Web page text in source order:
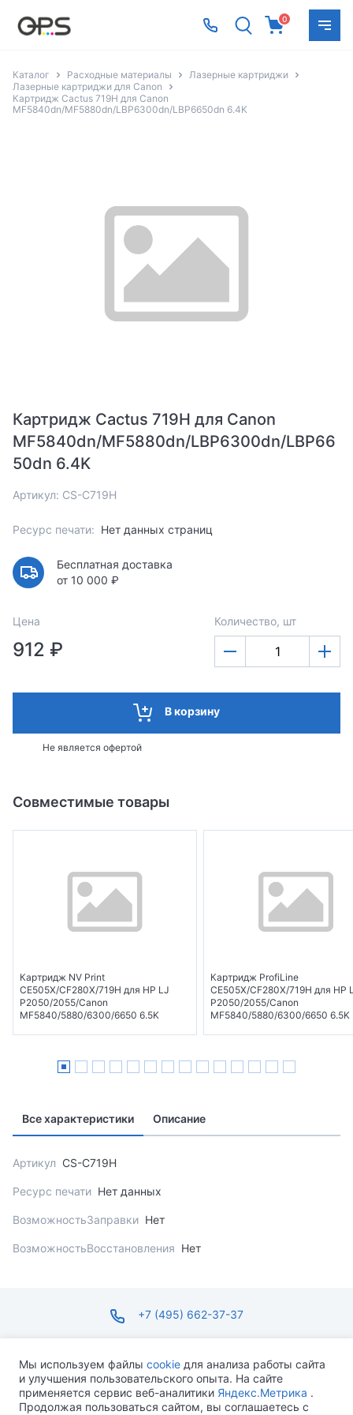
0
Каталог Расходные материалы
Лазерные картриджи
Лазерные картриджи для Canon
Картридж Cactus 719H для Canon
MF5840dn/MF5880dn/LBP6300dn/LBP6650dn 6.4K
Картридж Cactus 719H для Canon
MF5840dn/MF5880dn/LBP6300dn/LBP66
50dn 6.4K
Артикул: CS-C719H
Ресурс печати: Нет данных страниц
Бесплатная доставка
от 10 000 ₽
Цена
912 ₽
Количество, шт
В корзину
Не является офертой
Совместимые товары
Картридж NV Print
CE505X/CF280X/719H для HP LJ
P2050/2055/Canon
MF5840/5880/6300/6650 6.5K
Картридж ProfiLine
CE505X/CF280X/719H для HP
P2050/2055/Canon
MF5840/5880/6300/6650 6.5K
Все характеристики Описание
Артикул CS-C719H
Ресурс печати Нет данных
ВозможностьЗаправки Нет
ВозможностьВосстановления Нет
+7 (495) 662-37-37
ПН-ПТ С 09:00 ДО 18:00 СБ-ВС ВЫХОДНОЙ
Мы используем файлы cookie для анализа работы сайта
и улучшения пользовательского опыта. На сайте
применяется сервис веб-аналитики Яндекс.Метрика .
Продолжая пользоваться сайтом, вы соглашаетесь с